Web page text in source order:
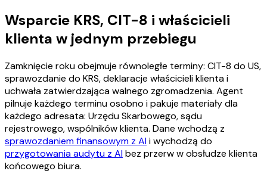
Wsparcie KRS, CIT-8 i właścicieli
klienta w jednym przebiegu
Zamknięcie roku obejmuje równoległe terminy: CIT-8 do US,
sprawozdanie do KRS, deklaracje właścicieli klienta i
uchwała zatwierdzająca walnego zgromadzenia. Agent
pilnuje każdego terminu osobno i pakuje materiały dla
każdego adresata: Urzędu Skarbowego, sądu
rejestrowego, wspólników klienta. Dane wchodzą z
sprawozdaniem finansowym z AIi wychodzą do
przygotowania audytu z AIbez przerw w obsłudze klienta
końcowego biura.